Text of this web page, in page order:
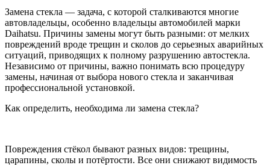
Замена стекла — задача, с которой сталкиваются многие
автовладельцы, особенно владельцы автомобилей марки
Daihatsu. Причины замены могут быть разными: от мелких
повреждений вроде трещин и сколов до серьезных аварийных
ситуаций, приводящих к полному разрушению автостекла.
Независимо от причины, важно понимать всю процедуру
замены, начиная от выбора нового стекла и заканчивая
профессиональной установкой.
Как определить, необходима ли замена стекла?
Повреждения стёкол бывают разных видов: трещины,
царапины, сколы и потёртости. Все они снижают видимость